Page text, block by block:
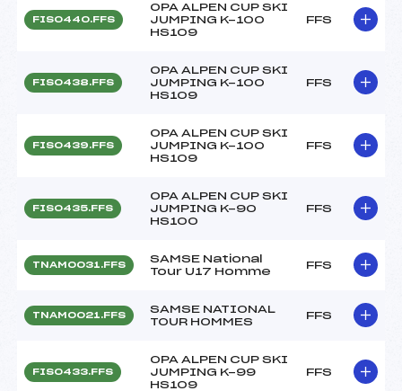
FIS0440.FFS
OPA ALPEN CUP SKI
JUMPING K-100
HS109
FFS
FIS0438.FFS
OPA ALPEN CUP SKI
JUMPING K-100
HS109
FFS
FIS0439.FFS
OPA ALPEN CUP SKI
JUMPING K-100
HS109
FFS
FIS0435.FFS
OPA ALPEN CUP SKI
JUMPING K-90
HS100
FFS
TNAM0031.FFS
SAMSE National
Tour U17 Homme
FFS
TNAM0021.FFS
SAMSE NATIONAL
TOUR HOMMES
FFS
FIS0433.FFS
OPA ALPEN CUP SKI
JUMPING K-99
HS109
FFS